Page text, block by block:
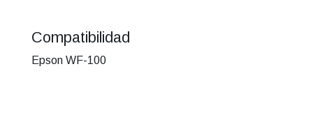
Compatibilidad
Epson WF-100